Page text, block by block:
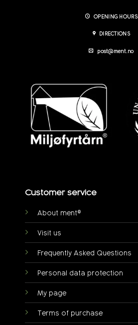
OPENING HOURS
DIRECTIONS
post@ment.no
Customer service
About ment®
Visit us
Frequently Asked Questions
Personal data protection
My page
Terms of purchase